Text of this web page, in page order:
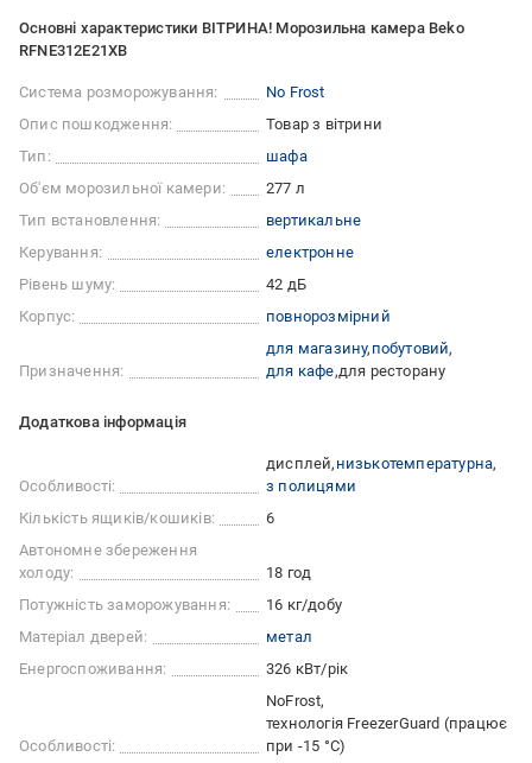
Основні характеристики ВІТРИНА! Морозильна камера Beko
RFNE312E21XB
Система розморожування:
No Frost
Опис пошкодження:
Товар з вітрини
Тип:
шафа
Об'єм морозильної камери:
277 л
Тип встановлення:
вертикальне
Керування:
електронне
Рівень шуму:
42 дБ
Корпус:
повнорозмірний
Призначення:
для магазину побутовий
для кафе для ресторану
Додаткова інформація
Особливості:
дисплей низькотемпературна
з полицями
Кількість ящиків/кошиків:
6
Автономне збереження
холоду:
18 год
Потужність заморожування:
16 кг/добу
Матеріал дверей:
метал
Енергоспоживання:
326 кВт/рік
Особливості:
NoFrost
технологія FreezerGuard (працює
при -15 °С)